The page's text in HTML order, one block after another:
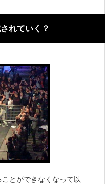
れていく？
とができなくなって以